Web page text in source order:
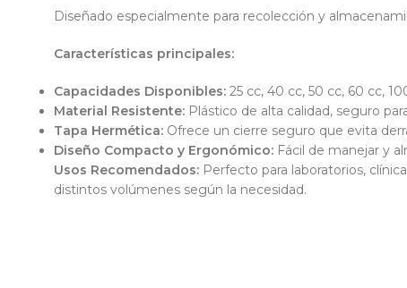
Diseñado especialmente para recolección y
Características principales:
Capacidades Disponibles: 25 cc, 40 cc, 50 cc, 60 cc,
Material Resistente: Plástico de alta calidad, seguro
Tapa Hermética: Ofrece un cierre seguro que evita
Diseño Compacto y Ergonómico: Fácil de manejar y
Usos Recomendados: Perfecto para laboratorios,
distintos volúmenes según la necesidad.